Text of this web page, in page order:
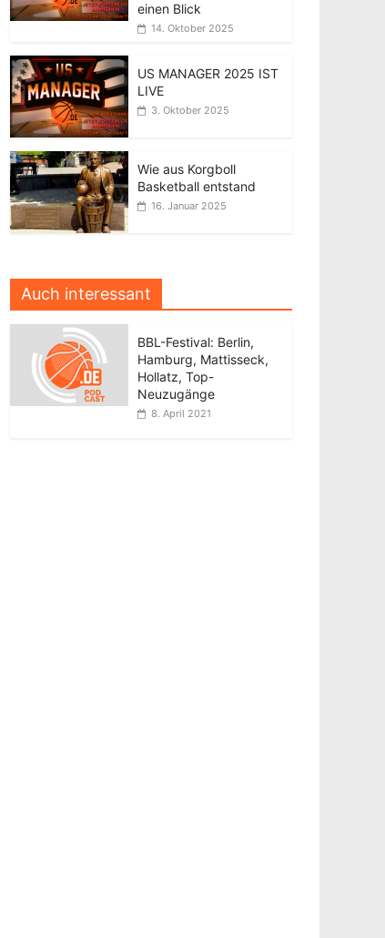
einen Blick
14. Oktober 2025
US MANAGER 2025 IST
LIVE
3. Oktober 2025
Wie aus Korgboll
Basketball entstand
16. Januar 2025
Auch interessant
BBL-Festival: Berlin,
Hamburg, Mattisseck,
Hollatz, Top-
Neuzugänge
8. April 2021